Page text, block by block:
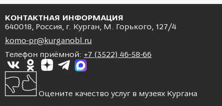
КОНТАКТНАЯ ИНФОРМАЦИЯ
640018, Россия, г. Курган, М. Горького, 127/4
komo-pr@kurganobl.ru
Телефон приёмной: +7 (3522) 46-58-66
Оцените качество услуг в музеях Кургана